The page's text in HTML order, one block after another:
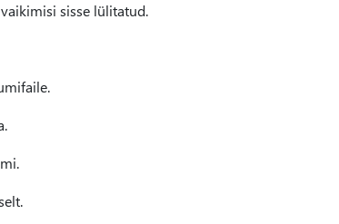
sisse lülitatud.